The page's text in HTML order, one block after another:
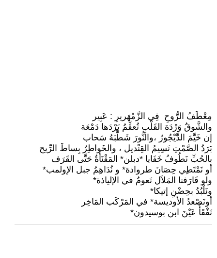
مِعْطَفُ الرُّوحِ فِي الزَّمْهَريرِ : عَبِير
والشَّوقُ وَرْدَة القَلْبِ تُعقِّمُ بَرْدَها دَمْعَة
إن خَيَّمَ الدَّيْجُورُ ،والنُّورَ شَطَّبَهُ سَحاب
بَرَدُ الصَّمْتِ نَسِيمُ القِنْديل ، والخَواطِرُ بِساطَ الرِّيح
بالحُبِّ نَطُوفُ خَفَايا *دبلن* المَقْنَأَةُ حَتَّى القَرَف
أو نَمْتَطِي حِصَانَ طروادة* و نُدَاهِمُ جبل الإولمب*
ولو قَارَفنا المَلاَل نَعومُ في الإلياذة*
ونَلْبُدُ بحِضْنِ إتيكا*
أونَصْعدُ الأوديسة* في المَرْكَب المَاخِر
نَفْقَأُ عَيْنَ ابن بوسيدون*